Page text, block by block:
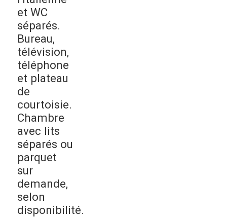
et WC
séparés.
Bureau,
télévision,
téléphone
et plateau
de
courtoisie.
Chambre
avec lits
séparés ou
parquet
sur
demande,
selon
disponibilité.